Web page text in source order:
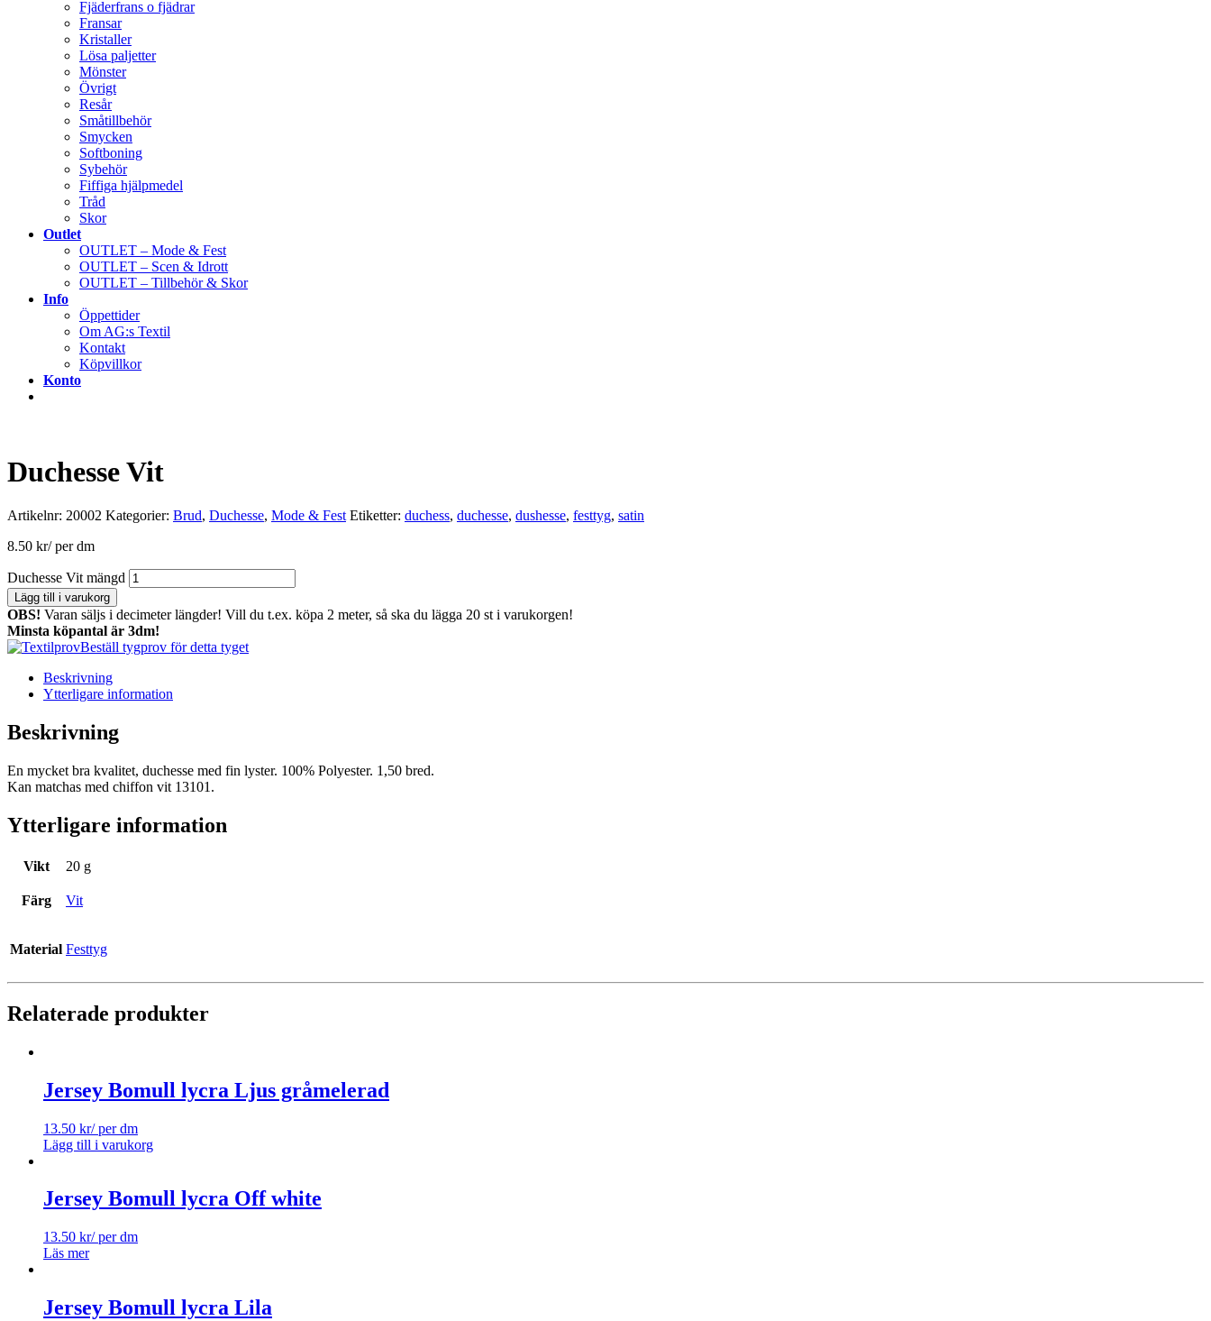
Fjäderfrans o fjädrar
Fransar
Kristaller
Lösa paljetter
Mönster
Övrigt
Resår
Småtillbehör
Smycken
Softboning
Sybehör
Fiffiga hjälpmedel
Tråd
Skor
Outlet
OUTLET – Mode & Fest
OUTLET – Scen & Idrott
OUTLET – Tillbehör & Skor
Info
Öppettider
Om AG:s Textil
Kontakt
Köpvillkor
Konto
Duchesse Vit
Artikelnr: 20002 Kategorier: Brud, Duchesse, Mode & Fest Etiketter: duchess, duchesse, dushesse, festtyg, satin
8.50 kr/ per dm
Duchesse Vit mängd
Lägg till i varukorg
OBS! Varan säljs i decimeter längder! Vill du t.ex. köpa 2 meter, så ska du lägga 20 st i varukorgen!
Minsta köpantal är 3dm!
Beställ tygprov för detta tyget
Beskrivning
Ytterligare information
Beskrivning
En mycket bra kvalitet, duchesse med fin lyster. 100% Polyester. 1,50 bred.
Kan matchas med chiffon vit 13101.
Ytterligare information
Vikt 20 g
Färg Vit
Material Festtyg
Relaterade produkter
Jersey Bomull lycra Ljus gråmelerad
13.50 kr/ per dm
Lägg till i varukorg
Jersey Bomull lycra Off white
13.50 kr/ per dm
Läs mer
Jersey Bomull lycra Lila